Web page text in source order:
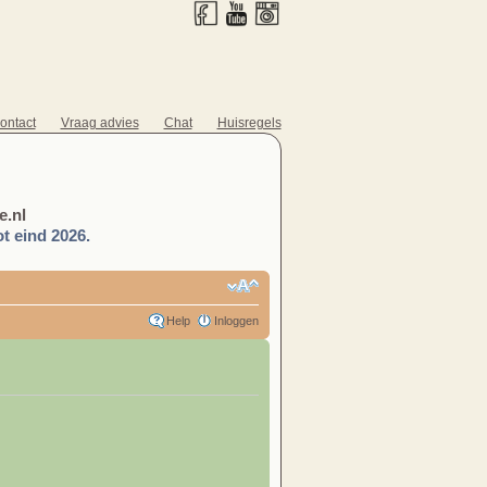
Vraag advies Chat Huisregels
eind 2026.
Help Inloggen